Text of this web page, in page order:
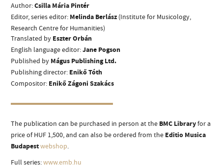
infokozpont@bmc.hu
PHONE
OPENING HOURS
ARTIST DATABASE
COMPOSITION DATABASE
Author:Csilla Mária Pintér
Editor, series editor: MelindaBerlász(Institute for Musicology,
Research Centre for Humanities)
Translated by Eszter Orbán
English language editor:Jane Pogson
Published by Mágus Publishing Ltd.
Publishing director: Enikő Tóth
Compositor: Enikő Zágoni Szakács
The publication can be purchased in person at the BMC Libraryfor a
price of HUF 1,500, and can also be ordered from the Editio Musica
Budapestwebshop
Full series:www.emb.hu